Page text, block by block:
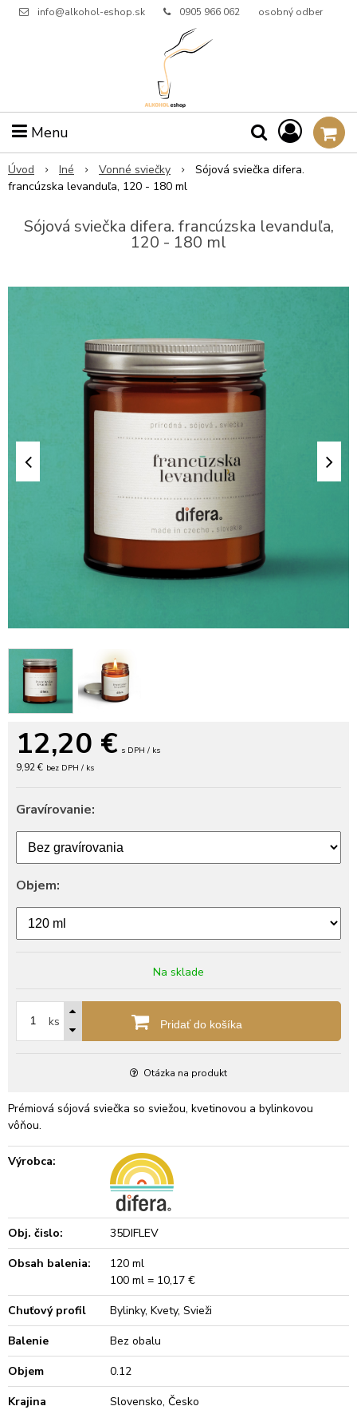
info@alkohol-eshop.sk 0905 966 062 osobný odber
Menu
Úvod Iné Vonné sviečky
Sójová sviečka difera.
francúzska levanduľa, 120 - 180 ml
Sójová sviečka difera. francúzska levanduľa,
120 - 180 ml
12,20 € s DPH / ks
9,92 € bez DPH / ks
Gravírovanie:
Objem:
Na sklade
ks Pridať do košíka
Otázka na produkt
Prémiová sójová sviečka so sviežou, kvetinovou a bylinkovou
vôňou.
Výrobca:
Obj. čislo:
35DIFLEV
Obsah balenia:
120 ml
100 ml = 10,17 €
Chuťový profil
Bylinky, Kvety, Svieži
Balenie
Bez obalu
Objem
0.12
Krajina
Slovensko, Česko